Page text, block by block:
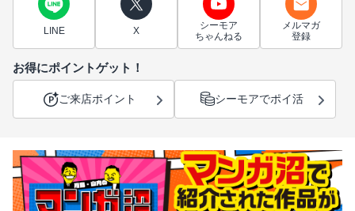
LINE X
シーモア
ちゃんねる
メルマガ
登録
お得にポイントゲット！
ご来店ポイント シーモアでポイ活